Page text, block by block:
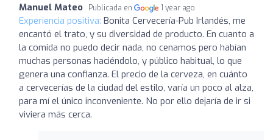
Manuel Mateo Publicada en 1 year ago
Experiencia positiva: Bonita Cervecería-Pub Irlandés, me
encantó el trato, y su diversidad de producto. En cuanto a
la comida no puedo decir nada, no cenamos pero habían
muchas personas haciéndolo, y público habitual, lo que
genera una confianza. El precio de la cerveza, en cuánto
a cervecerías de la ciudad del estilo, varía un poco al alza,
para mí el único inconveniente. No por ello dejaría de ir si
viviera más cerca.